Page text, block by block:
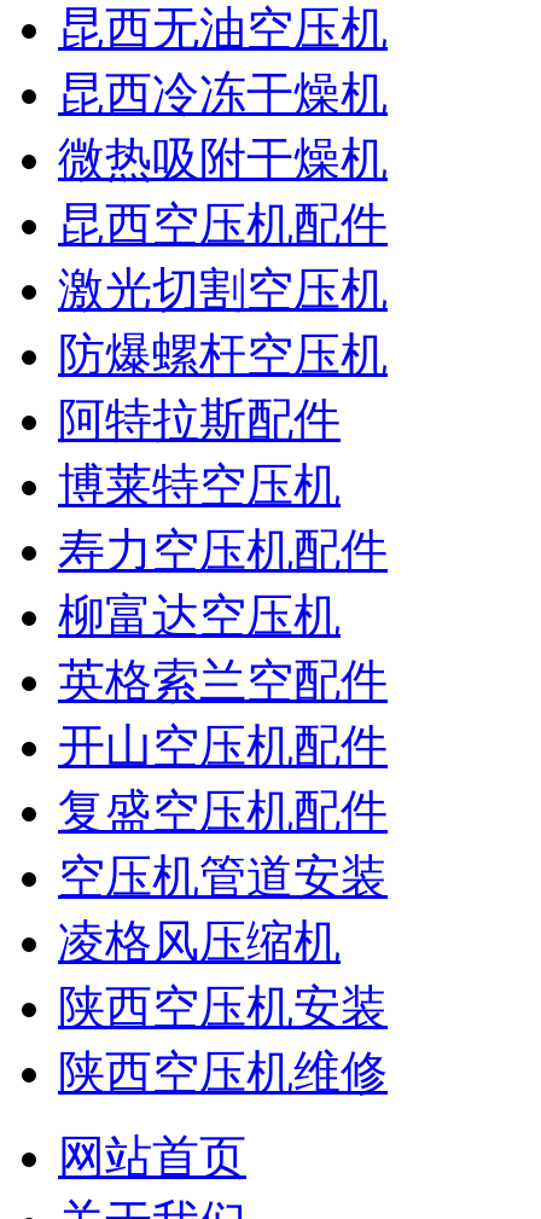
昆西无油空压机
昆西冷冻干燥机
微热吸附干燥机
昆西空压机配件
激光切割空压机
防爆螺杆空压机
阿特拉斯配件
博莱特空压机
寿力空压机配件
柳富达空压机
英格索兰空配件
开山空压机配件
复盛空压机配件
空压机管道安装
凌格风压缩机
陕西空压机安装
陕西空压机维修
网站首页